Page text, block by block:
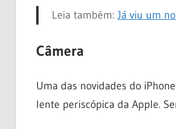
Leia também: Já viu um
Câmera
Uma das novidades do
lente periscópica da Apple.